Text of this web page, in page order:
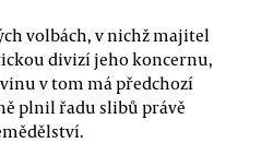
volbách, v nichž majitel
divizí jeho koncernu,
v tom má předchozí
plnil řadu slibů právě